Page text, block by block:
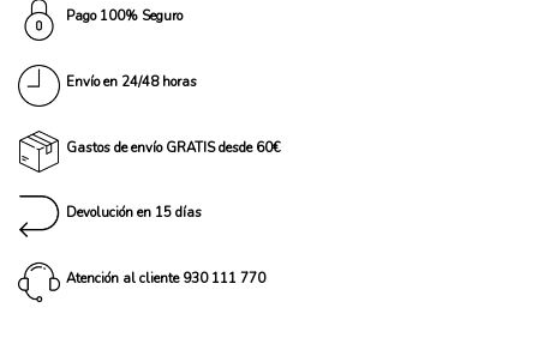
Pago 100% Seguro
Envío en 24/48 horas
Gastos de envío GRATIS desde 60€
Devolución en 15 días
Atención al cliente 930 111 770